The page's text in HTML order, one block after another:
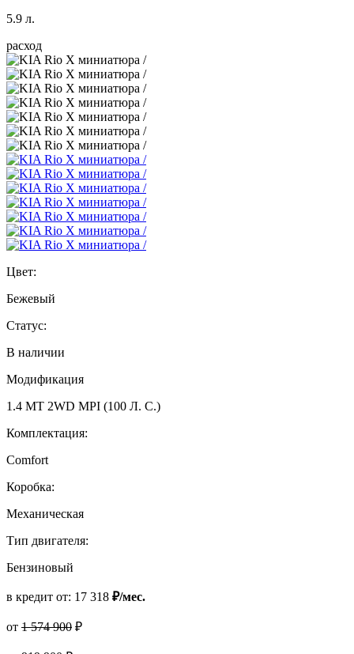
5.9 л.
расход
Цвет:
Бежевый
Статус:
В наличии
Модификация
1.4 МТ 2WD MPI (100 Л. C.)
Комплектация:
Comfort
Коробка:
Механическая
Тип двигателя:
Бензиновый
в кредит от: 17 318 ₽/мес.
от 1 574 900 ₽